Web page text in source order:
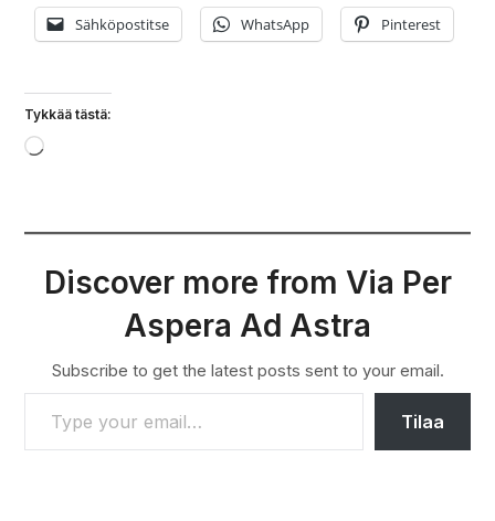
Sähköpostitse WhatsApp Pinterest
Tykkää tästä:
Loading…
Discover more from Via Per
Aspera Ad Astra
Subscribe to get the latest posts sent to your email.
TYPE YOUR EMAIL…
Tilaa